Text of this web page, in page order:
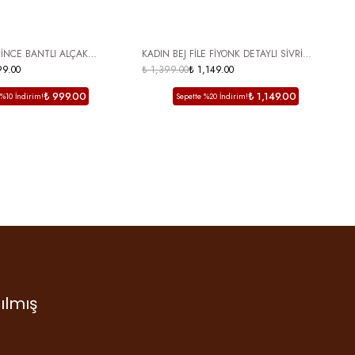
BANTLI ALÇAK
İndirim!₺ 999.00
ÜCRETSİZ KARGO
KADIN BEJ FİLE FİYONK DETAYLI SİVRİ
BURUN TOPUKLU TERLİK LOJO
₺ 1,399.00₺ 1,149.00
Sepette %20 İndirim!₺ 1,149.00